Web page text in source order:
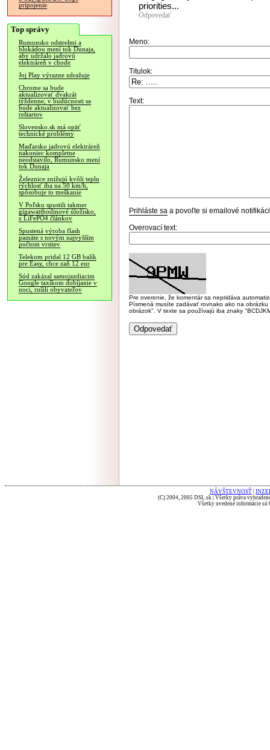
pripojenie
Top správy
Rumunsko odstrelmi a
blokádou mení tok Dunaja,
aby udržalo jadrovú
elektráreň v chode
Joj Play výrazne zdražuje
Chrome sa bude
aktualizovať dvakrát
týždenne, v budúcnosti sa
bude aktualizovať bez
reštartov
Slovensko.sk má opäť
technické problémy
Maďarsko jadrovú elektráreň
nakoniec kompletne
neodstavilo, Rumunsko mení
tok Dunaja
Železnice znižujú kvôli teplu
rýchlosť iba na 50 km/h,
spôsobuje to meškanie
V Poľsku spustili takmer
gigawatthodinové úložisko,
z LiFePO4 článkov
Spustená výroba flash
pamäte s novým najvyšším
počtom vrstiev
Telekom pridal 12 GB balík
pre Easy, chce zaň 12 eur
Súd zakázal samojazdiacim
Google taxíkom dobíjanie v
noci, rušili obyvateľov
priorities...
Odpovedať
Meno:
Titulok:
Text:
Prihláste sa a povoľte si emailové
Overovací text:
Pre overenie, že komentár sa nepridáva
Písmená musíte zadávať rovnako ako na
obrázok". V texte sa používajú iba znaky
NÁVŠTEVNOSŤ
(C) 2004, 2005 DSL.sk | Všetky práva
Všetky uvedené informácie sú